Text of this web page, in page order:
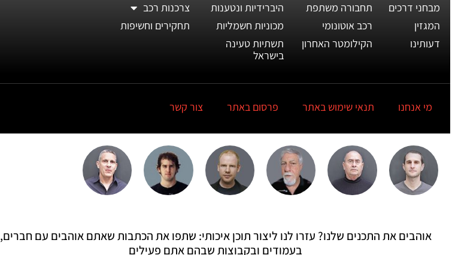
מבחני דרכים
המגזין
דעותינו
תחבורה משתפת
רכב אוטונומי
הקילומטר האחרון
היברידיות ונטענות
מכוניות חשמליות
תשתיות טעינה
בישראל
צרכנות רכב
תחקירים וחשיפות
מי אנחנו תנאי שימוש באתר פרסום באתר צור קשר
אוהבים את התכנים שלנו? עזרו לנו ליצור תוכן איכותי: שתפו את הכתבות שאתם אוהבים עם חברים,
בעמודים ובקבוצות שבהם אתם פעילים